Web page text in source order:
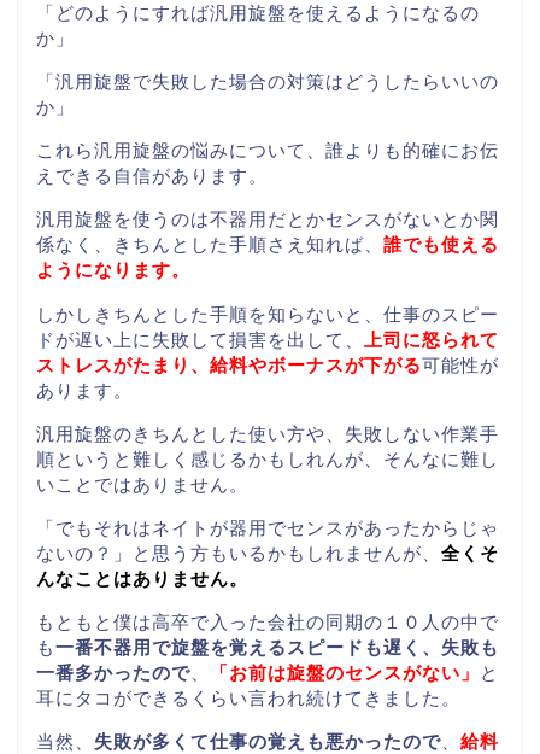
「どのようにすれば汎用旋盤を使えるようになるの
か」
「汎用旋盤で失敗した場合の対策はどうしたらいいの
か」
これら汎用旋盤の悩みについて、誰よりも的確にお伝
えできる自信があります。
汎用旋盤を使うのは不器用だとかセンスがないとか関
係なく、きちんとした手順さえ知れば、 誰でも使える
ようになります。
しかしきちんとした手順を知らないと、仕事のスピー
ドが遅い上に失敗して損害を出して、
上司に怒られて
ストレスがたまり、給料やボーナスが下がる可能性が
あります。
汎用旋盤のきちんとした使い方や、失敗しない作業手
順というと難しく感じるかもしれんが、そんなに難し
いことではありません。
「でもそれはネイトが器用でセンスがあったからじゃ
ないの？」と思う方もいるかもしれませんが、 全くそ
んなことはありません。
もともと僕は高卒で入った会社の同期の１０人の中で
も一番不器用で旋盤を覚えるスピードも遅く、失敗も
一番多かったので
「お前は旋盤のセンスがない」
と
耳にタコができるくらい言われ続けてきました。
当然、 失敗が多くて仕事の覚えも悪かったので、 給料